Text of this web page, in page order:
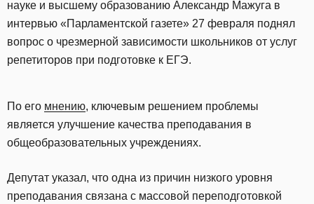
науке и высшему образованию Александр Мажуга в
интервью «Парламентской газете» 27 февраля поднял
вопрос о чрезмерной зависимости школьников от услуг
репетиторов при подготовке к ЕГЭ.
По его мнению, ключевым решением проблемы
является улучшение качества преподавания в
общеобразовательных учреждениях.
Депутат указал, что одна из причин низкого уровня
преподавания связана с массовой переподготовкой